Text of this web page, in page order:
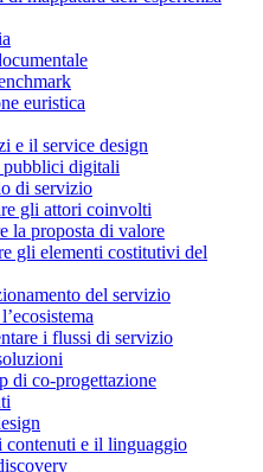
euristica
e il service design
pubblici digitali
di servizio
gli attori coinvolti
la proposta di valore
gli elementi costitutivi del
del servizio
i flussi di servizio
di co-progettazione
contenuti e il linguaggio